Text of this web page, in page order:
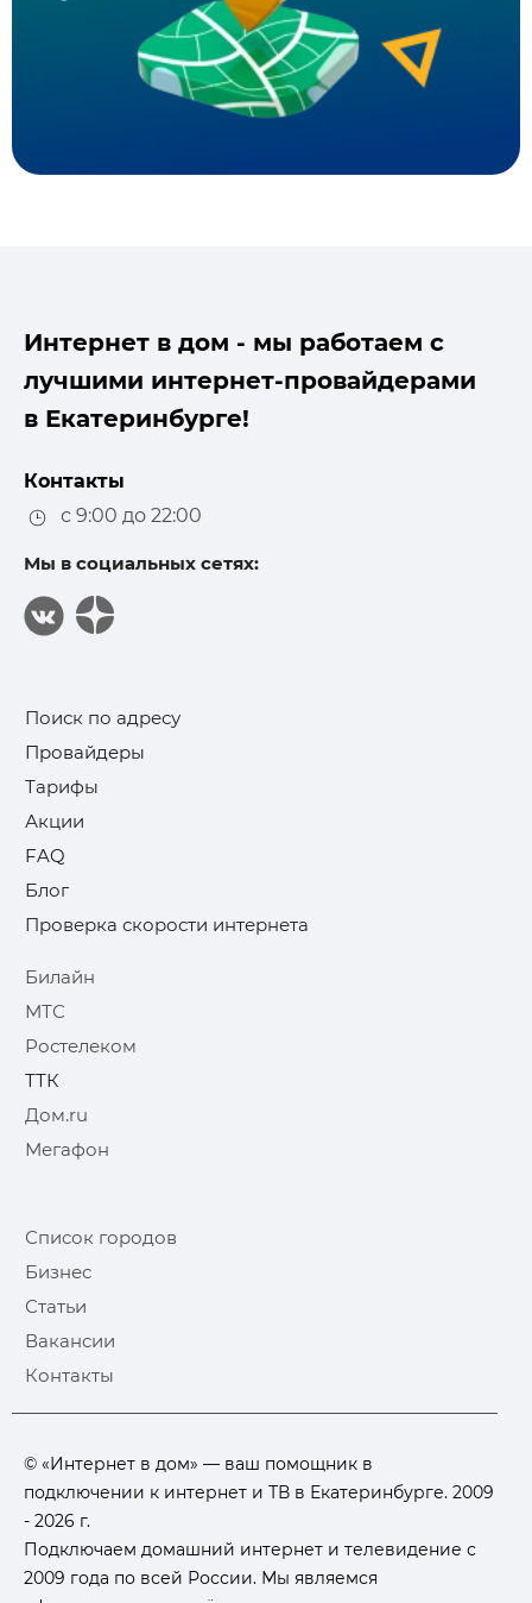
Интернет в дом - мы работаем с
лучшими интернет-провайдерами
в Екатеринбурге!
Контакты
с 9:00 до 22:00
Мы в социальных сетях:
Поиск по адресу
Провайдеры
Тарифы
Акции
FAQ
Блог
Проверка скорости интернета
Билайн
МТС
Ростелеком
ТТК
Дом.ru
Мегафон
Список городов
Бизнес
Статьи
Вакансии
Контакты
© «Интернет в дом» — ваш помощник в
подключении к интернет и ТВ в Екатеринбурге. 2009
- 2026 г.
Подключаем домашний интернет и телевидение с
2009 года по всей России. Мы являемся